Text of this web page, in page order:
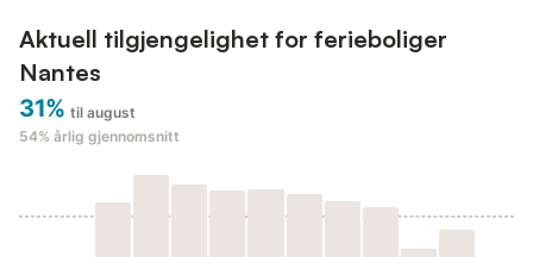
Aktuell tilgjengelighet for ferieboliger
Nantes
31% til august
54% årlig gjennomsnitt